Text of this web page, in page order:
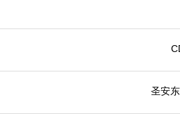
圣安东